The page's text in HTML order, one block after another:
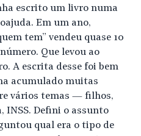
escrito um livro numa
Em um ano,
tem” vendeu quase 10
Que levou ao
A escrita desse foi bem
acumulado muitas
vários temas — filhos,
INSS. Defini o assunto
qual era o tipo de